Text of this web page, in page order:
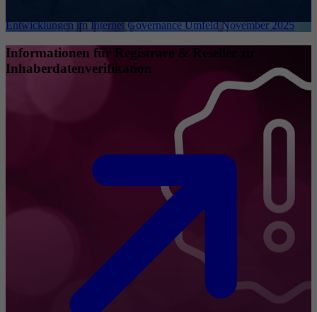
Entwicklungen im Internet Governance Umfeld November 2025
Informationen für Registrare & Reseller zu
Inhaberdatenverifikation